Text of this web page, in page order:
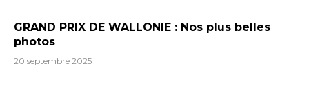
GRAND PRIX DE WALLONIE : Nos plus belles
photos
20 septembre 2025